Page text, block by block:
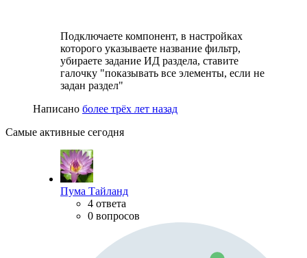
Подключаете компонент, в настройках
которого указываете название фильтр,
убираете задание ИД раздела, ставите
галочку "показывать все элементы, если не
задан раздел"
Написано более трёх лет назад
Самые активные сегодня
Пума Тайланд
4 ответа
0 вопросов